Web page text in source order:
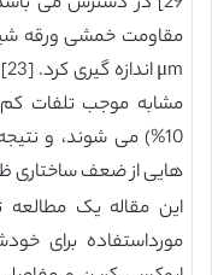
مشابه موجب تلفات
10%) می شوند، و
هایی از ضعف ساختاری
این مقاله یک مطالعه
مورداستفاده برای